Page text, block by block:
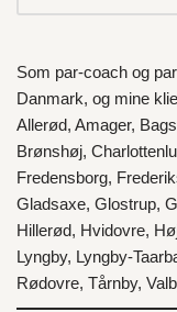
Som par-coach og
Danmark, og mine
Allerød, Amager,
Brønshøj,
Fredensborg,
Gladsaxe, Glostrup,
Hillerød, Hvidovre,
Lyngby, Lyngby-
Rødovre, Tårnby,